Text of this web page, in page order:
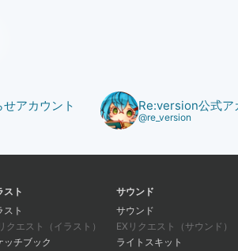
アカウント Re:version公式ア
@re_version
スト
スト
クエスト（イラスト）
ッチブック
サウンド
サウンド
EXリクエスト（サウンド）
ライトスキット